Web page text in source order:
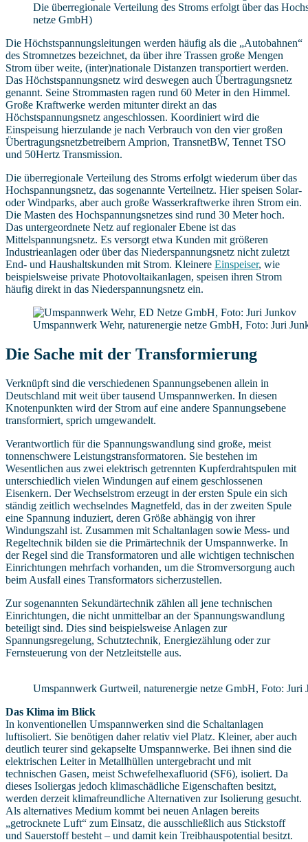
Die überregionale Verteilung des Stroms erfolgt über das
netze GmbH)
Die Höchstspannungsleitungen werden häufig als die „Autobahnen“
des Stromnetzes bezeichnet, da über ihre Trassen große Mengen
Strom über weite, (inter)nationale Distanzen transportiert werden.
Das Höchstspannungsnetz wird deswegen auch Übertragungsnetz
genannt. Seine Strommasten ragen rund 60 Meter in den Himmel.
Große Kraftwerke werden mitunter direkt an das
Höchstspannungsnetz angeschlossen. Koordiniert wird die
Einspeisung hierzulande je nach Verbrauch von den vier großen
Übertragungsnetzbetreibern Amprion, TransnetBW, Tennet TSO
und 50Hertz Transmission.
Die überregionale Verteilung des Stroms erfolgt wiederum über das
Hochspannungsnetz, das sogenannte Verteilnetz. Hier speisen Solar-
oder Windparks, aber auch große Wasserkraftwerke ihren Strom ein.
Die Masten des Hochspannungsnetzes sind rund 30 Meter hoch.
Das untergeordnete Netz auf regionaler Ebene ist das
Mittelspannungsnetz. Es versorgt etwa Kunden mit größeren
Industrieanlagen oder über das Niederspannungsnetz nicht zuletzt
End- und Haushaltskunden mit Strom. Kleinere Einspeiser, wie
beispielsweise private Photovoltaikanlagen, speisen ihren Strom
häufig direkt in das Niederspannungsnetz ein.
Umspannwerk Wehr, naturenergie netze GmbH, Foto: Juri
Die Sache mit der Transformierung
Verknüpft sind die verschiedenen Spannungsebenen allein in
Deutschland mit weit über tausend Umspannwerken. In diesen
Knotenpunkten wird der Strom auf eine andere Spannungsebene
transformiert, sprich umgewandelt.
Verantwortlich für die Spannungswandlung sind große, meist
tonnenschwere Leistungstransformatoren. Sie bestehen im
Wesentlichen aus zwei elektrisch getrennten Kupferdrahtspulen mit
unterschiedlich vielen Windungen auf einem geschlossenen
Eisenkern. Der Wechselstrom erzeugt in der ersten Spule ein sich
ständig zeitlich wechselndes Magnetfeld, das in der zweiten Spule
eine Spannung induziert, deren Größe abhängig von ihrer
Windungszahl ist. Zusammen mit Schaltanlagen sowie Mess- und
Regeltechnik bilden sie die Primärtechnik der Umspannwerke. In
der Regel sind die Transformatoren und alle wichtigen technischen
Einrichtungen mehrfach vorhanden, um die Stromversorgung auch
beim Ausfall eines Transformators sicherzustellen.
Zur sogenannten Sekundärtechnik zählen all jene technischen
Einrichtungen, die nicht unmittelbar an der Spannungswandlung
beteiligt sind. Dies sind beispielsweise Anlagen zur
Spannungsregelung, Schutztechnik, Energiezählung oder zur
Fernsteuerung von der Netzleitstelle aus.
Umspannwerk Gurtweil, naturenergie netze GmbH, Foto: Juri
Das Klima im Blick
In konventionellen Umspannwerken sind die Schaltanlagen
luftisoliert. Sie benötigen daher relativ viel Platz. Kleiner, aber auch
deutlich teurer sind gekapselte Umspannwerke. Bei ihnen sind die
elektrischen Leiter in Metallhüllen untergebracht und mit
technischen Gasen, meist Schwefelhexafluorid (SF6), isoliert. Da
dieses Isoliergas jedoch klimaschädliche Eigenschaften besitzt,
werden derzeit klimafreundliche Alternativen zur Isolierung gesucht.
Als alternatives Medium kommt bei neuen Anlagen bereits
„getrocknete Luft“ zum Einsatz, die ausschließlich aus Stickstoff
und Sauerstoff besteht – und damit kein Treibhauspotential besitzt.